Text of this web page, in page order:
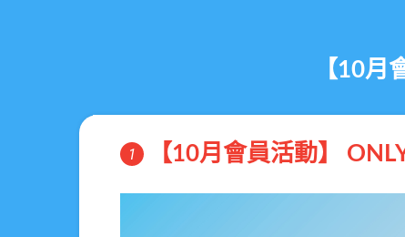
【10月
1 【10月會員活動】